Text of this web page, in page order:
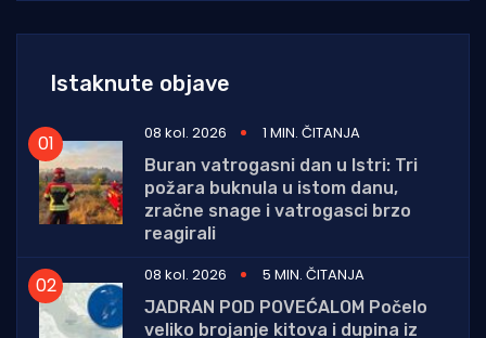
Istaknute objave
08 kol. 2026
1 MIN. ČITANJA
Buran vatrogasni dan u Istri: Tri
požara buknula u istom danu,
zračne snage i vatrogasci brzo
reagirali
08 kol. 2026
5 MIN. ČITANJA
JADRAN POD POVEĆALOM Počelo
veliko brojanje kitova i dupina iz